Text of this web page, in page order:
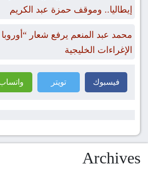
إيطاليا.. وموقف حمزة عبد الكريم
محمد عبد المنعم يرفع شعار “أوروبا
الإغراءات الخليجية
فيسبوك تويتر
Archives